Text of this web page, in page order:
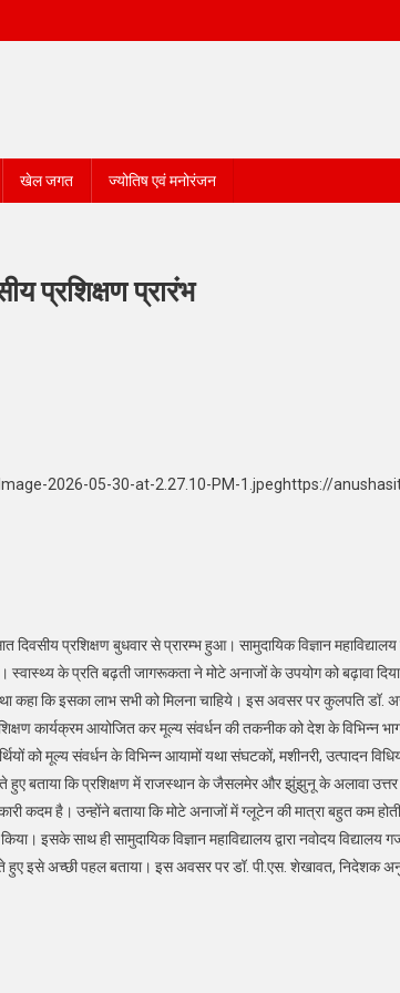
खेल जगत ज्योतिष एवं मनोरंजन
प्रशिक्षण प्रारंभ
2026-05-30-at-2.27.10-PM-1.jpeghttps://
प्रशिक्षण बुधवार से प्रारम्भ हुआ। सामुदायिक विज्ञान
के प्रति बढ़ती जागरूकता ने मोटे अनाजों के उपयोग को बढ़ावा
कि इसका लाभ सभी को मिलना चाहिये। इस अवसर पर कुलपति डॉ.
कार्यक्रम आयोजित कर मूल्य संवर्धन की तकनीक को देश के विभिन्न भागों
को मूल्य संवर्धन के विभिन्न आयामों यथा संघटकों, मशीनरी, उत्पादन
बताया कि प्रशिक्षण में राजस्थान के जैसलमेर और झुंझुनू के अलावा
कदम है। उन्होंने बताया कि मोटे अनाजों में ग्लूटेन की मात्रा बहुत कम
इसके साथ ही सामुदायिक विज्ञान महाविद्यालय द्वारा नवोदय
हुए इसे अच्छी पहल बताया। इस अवसर पर डॉ. पी.एस. शेखावत, निदेशक